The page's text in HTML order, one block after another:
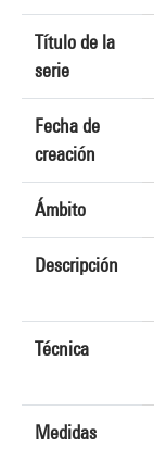
Título de la
serie
Fecha de
creación
Ámbito
Descripción
Técnica
Medidas